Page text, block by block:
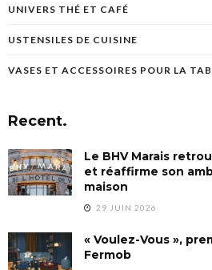
UNIVERS THÉ ET CAFÉ
USTENSILES DE CUISINE
VASES ET ACCESSOIRES POUR LA
Recent.
Le BHV Marais
et réaffirme son
maison
29 JUIN 2026
« Voulez-Vous »,
Fermob